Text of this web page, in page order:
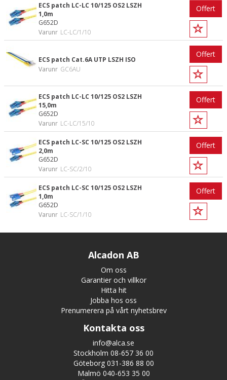
ECS patch LC-LC 10/125 OS2 LSZH
1,0m
G652D
Varunr LC-LC/1/10
Offert
ECS patch Cat.6A UTP LSZH ISO
Varunr GC6AU
Offert
ECS patch LC-LC 10/125 OS2 LSZH
15,0m
G652D
Varunr LC-LC/15/10
Offert
ECS patch LC-SC 10/125 OS2 LSZH
2,0m
G652D
Varunr LC-SC/2/10
Offert
ECS patch LC-SC 10/125 OS2 LSZH
1,0m
G652D
Varunr LC-SC/1/10
Offert
Alcadon AB
Om oss
Garantier och villkor
Hitta hit
Jobba hos oss
Prenumerera på vårt nyhetsbrev
Kontakta oss
info@alca.se
Stockholm 08-657 36 00
Göteborg 031-386 88 00
Malmö 040-653 35 00